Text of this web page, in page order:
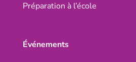
Préparation à l’école
Événements